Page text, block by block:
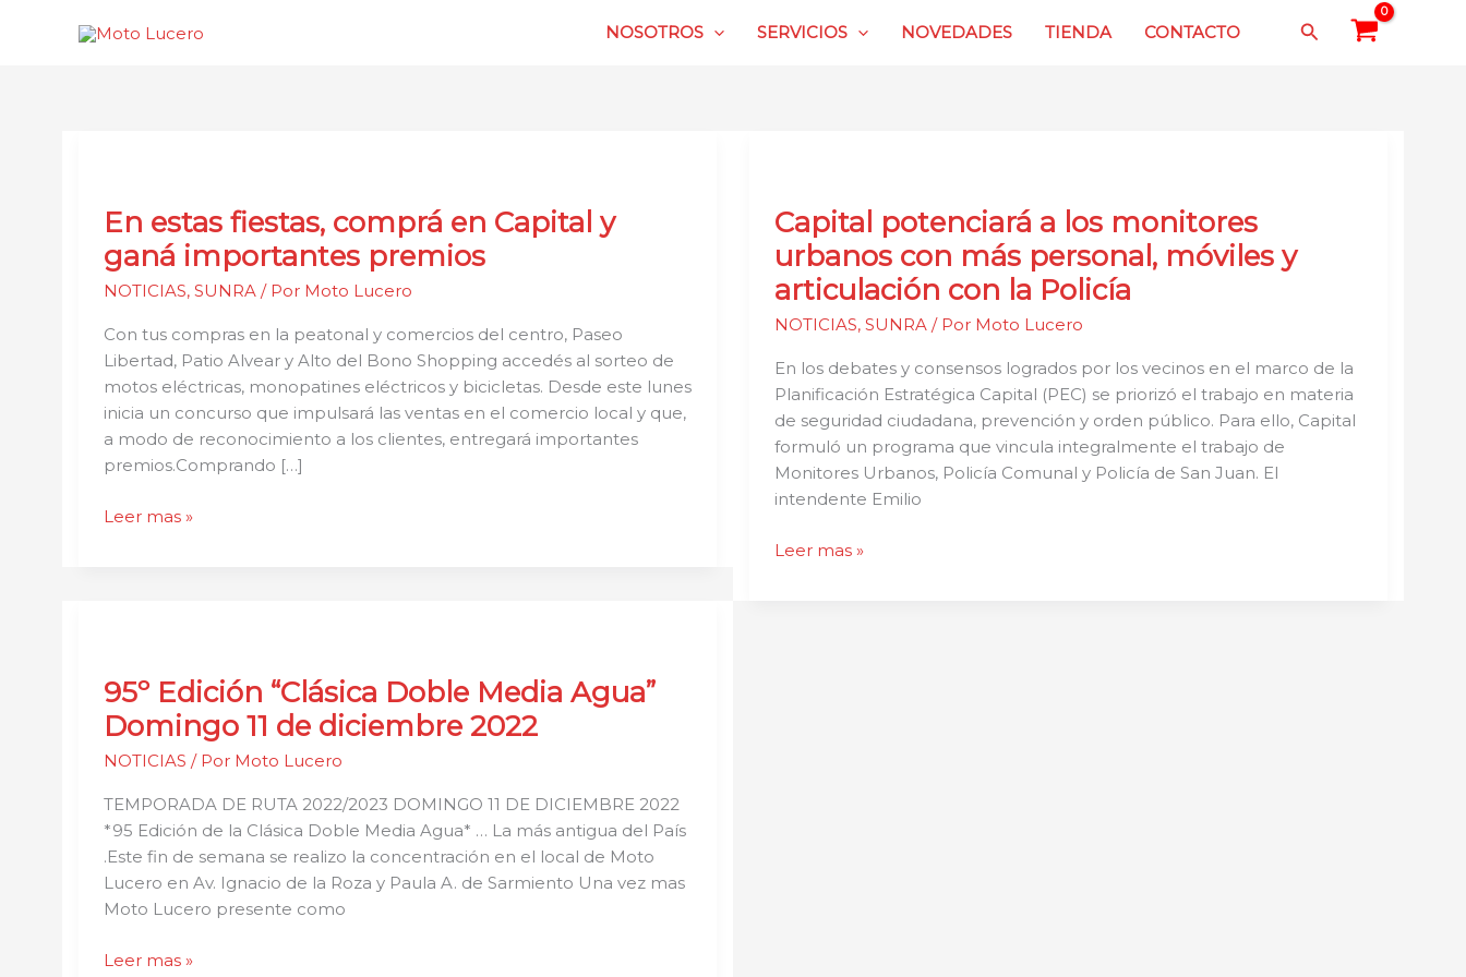
NOSOTROS SERVICIOS NOVEDADES TIENDA CONTACTO Buscar
En estas fiestas, comprá en Capital y
ganá importantes premios
NOTICIAS, SUNRA/ Por Moto Lucero
Con tus compras en la peatonal y comercios del centro, Paseo
Libertad, Patio Alvear y Alto del Bono Shopping accedés al sorteo de
motos eléctricas, monopatines eléctricos y bicicletas. Desde este lunes
inicia un concurso que impulsará las ventas en el comercio local y que,
a modo de reconocimiento a los clientes, entregará importantes
premios.Comprando […]
fiestas,
comprá
en
Capital
y
ganá
importantes
premios
Leer mas »
Capital potenciará a los monitores
urbanos con más personal, móviles y
articulación con la Policía
NOTICIAS, SUNRA/ Por Moto Lucero
En los debates y consensos logrados por los vecinos en el marco de la
Planificación Estratégica Capital (PEC) se priorizó el trabajo en materia
de seguridad ciudadana, prevención y orden público. Para ello, Capital
formuló un programa que vincula integralmente el trabajo de
Monitores Urbanos, Policía Comunal y Policía de San Juan. El
intendente Emilio
a
los
monitores
urbanos
con
personal,
móviles
y
articulación
con
la
Leer mas »
95º Edición “Clásica Doble Media Agua”
Domingo 11 de diciembre 2022
NOTICIAS / Por Moto Lucero
TEMPORADA DE RUTA 2022/2023 DOMINGO 11 DE DICIEMBRE 2022
*95 Edición de la Clásica Doble Media Agua* … La más antigua del País
.Este fin de semana se realizo la concentración en el local de Moto
Lucero en Av. Ignacio de la Roza y Paula A. de Sarmiento Una vez mas
Moto Lucero presente como
“Clásica
Doble
Media
Agua”
Domingo
11
de
diciembre
2022
Leer mas »